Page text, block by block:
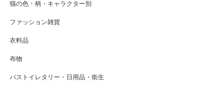
猫の色・柄・キャラクター別
ファッション雑貨
衣料品
布物
バストイレタリー・日用品・衛生